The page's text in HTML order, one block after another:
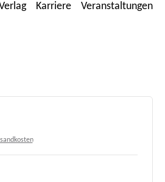
Karriere Veranstaltungen